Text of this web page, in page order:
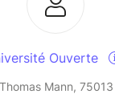
Ouverte
Mann,